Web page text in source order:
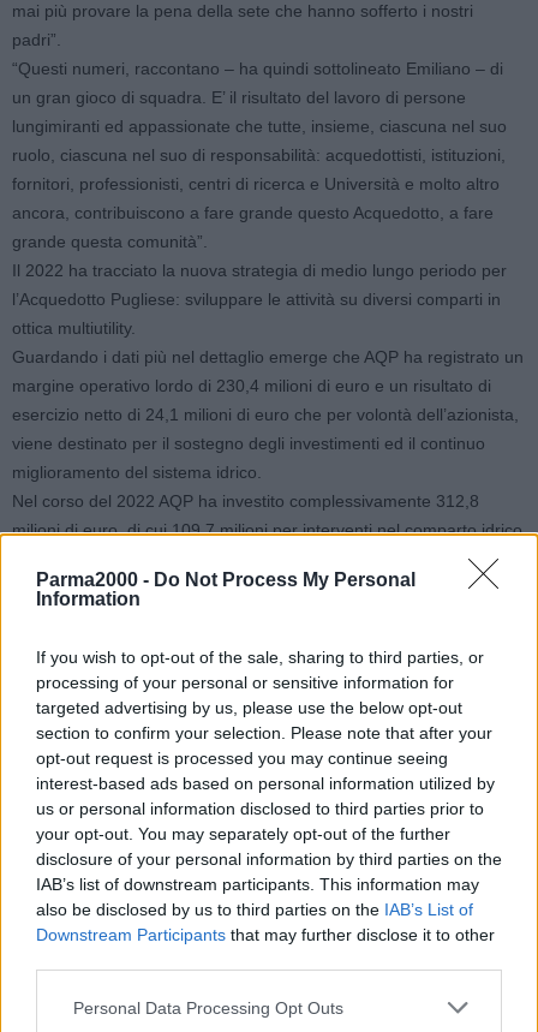
Parma2000 - Do Not Process My Personal
Information
If you wish to opt-out of the sale, sharing to third parties, or
processing of your personal or sensitive information for
targeted advertising by us, please use the below opt-out
section to confirm your selection. Please note that after your
opt-out request is processed you may continue seeing
interest-based ads based on personal information utilized by
us or personal information disclosed to third parties prior to
your opt-out. You may separately opt-out of the further
disclosure of your personal information by third parties on the
IAB’s list of downstream participants. This information may
also be disclosed by us to third parties on the IAB’s List of
Downstream Participants that may further disclose it to other
Personal Data Processing Opt Outs
mai più provare la pena della sete che hanno sofferto i nostri
padri”.
“Questi numeri, raccontano – ha quindi sottolineato Emiliano – di
un gran gioco di squadra. E’ il risultato del lavoro di persone
lungimiranti ed appassionate che tutte, insieme, ciascuna nel suo
ruolo, ciascuna nel suo di responsabilità: acquedottisti, istituzioni,
fornitori, professionisti, centri di ricerca e Università e molto altro
ancora, contribuiscono a fare grande questo Acquedotto, a fare
grande questa comunità”.
Il 2022 ha tracciato la nuova strategia di medio lungo periodo per
l’Acquedotto Pugliese: sviluppare le attività su diversi comparti in
ottica multiutility.
Guardando i dati più nel dettaglio emerge che AQP ha registrato un
margine operativo lordo di 230,4 milioni di euro e un risultato di
esercizio netto di 24,1 milioni di euro che per volontà dell’azionista,
viene destinato per il sostegno degli investimenti ed il continuo
miglioramento del sistema idrico.
Nel corso del 2022 AQP ha investito complessivamente 312,8
milioni di euro, di cui 109,7 milioni per interventi nel comparto idrico
(classe acquedotto), 106,4 milioni per la depurazione, 69,9 milioni
di euro per il sistema fognario e i restanti 26,8 milioni di euro in
conferma il ruolo di AQP motore trainante per la crescita del tessuto
economico locale.
L’efficientamento degli impianti di depurazione ha permesso di
produrre l’8,2% di fanghi in meno e il riutilizzo in agricoltura del
98,5% del totale.
L’impegno sul capitale umano nel 2022 ha portato a un incremento
di risorse del 7,5%. La valorizzazione dei talenti è passata
attraverso il rispetto delle unicità, l’inclusione e la formazione
continua – con circa 37.000 ore erogate. Quattrocentoquarantuno
le donne presenti in azienda, con un incremento del +9,2% rispetto